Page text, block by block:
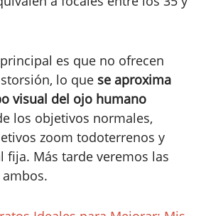
es que no ofrecen
lo que se aproxima
visual del ojo humano
los objetivos normales,
zoom todoterrenos y
fija. Más tarde veremos las